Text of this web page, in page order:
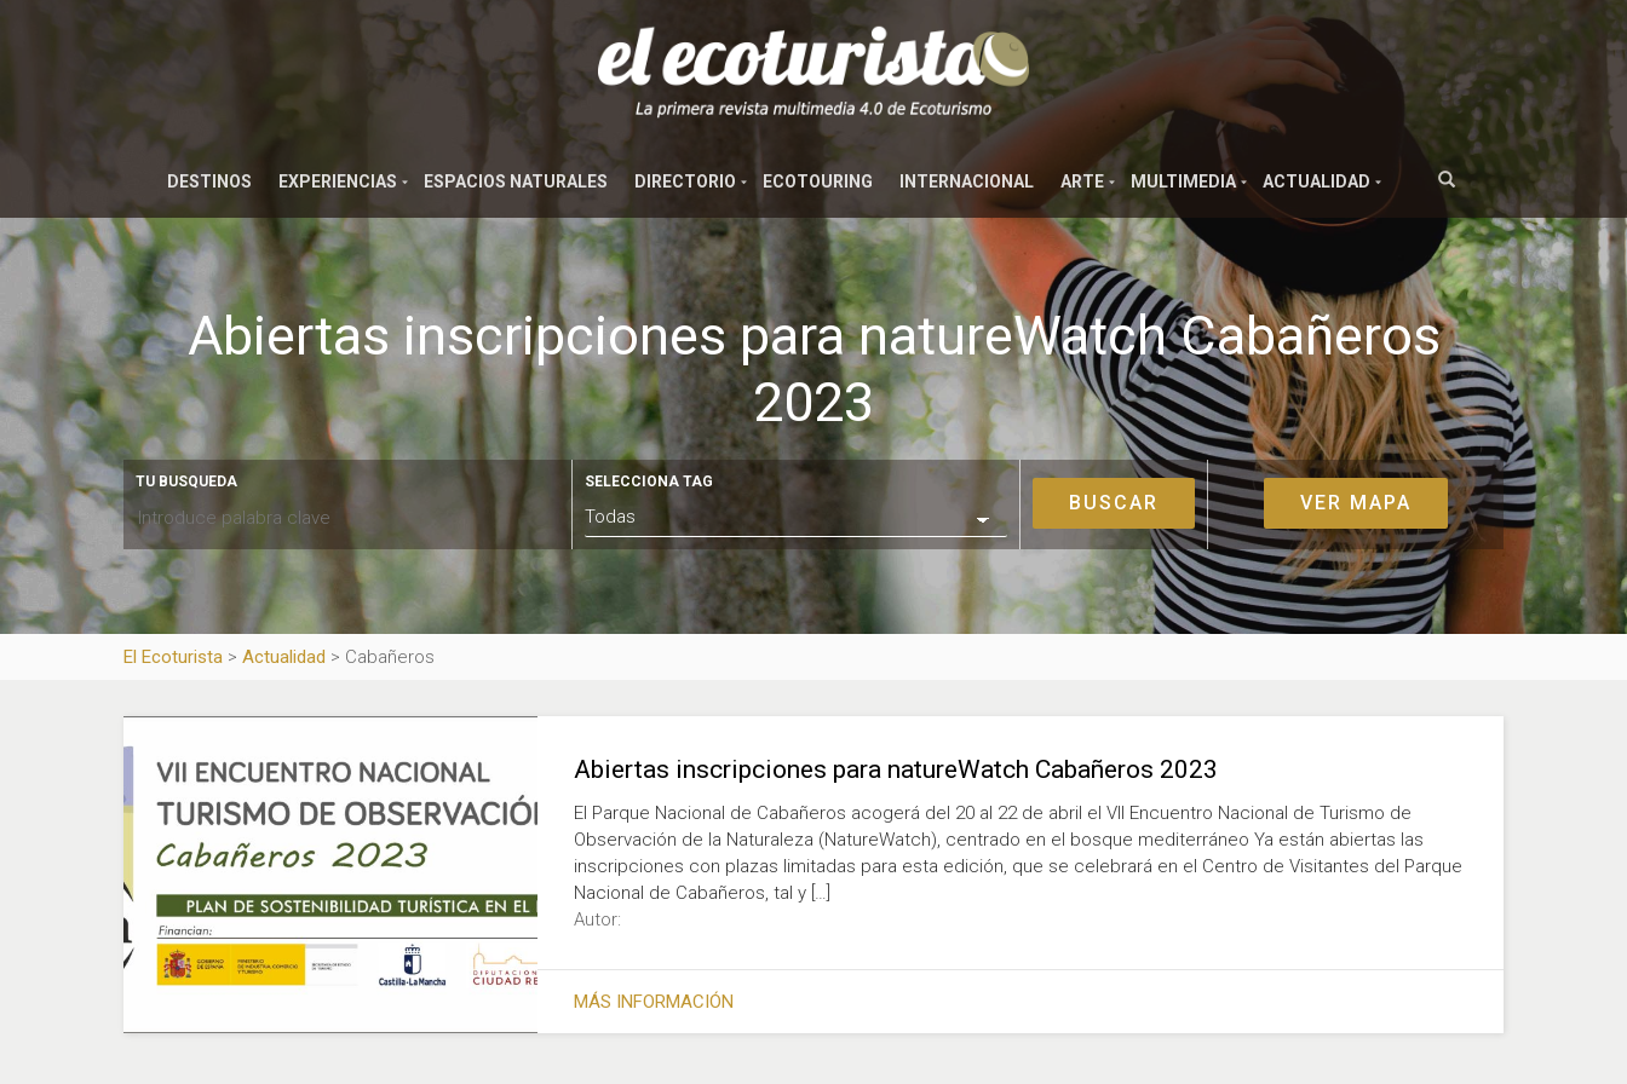
DESTINOS EXPERIENCIAS ESPACIOS NATURALES DIRECTORIO ECOTOURING INTERNACIONAL ARTE MULTIMEDIA ACTUALIDAD
Abiertas inscripciones para natureWatch Cabañeros
2023
TU BUSQUEDA SELECCIONA TAG
VER MAPA
El Ecoturista > Actualidad > Cabañeros
Abiertas inscripciones para natureWatch Cabañeros 2023
El Parque Nacional de Cabañeros acogerá del 20 al 22 de abril el VII Encuentro Nacional de Turismo de
Observación de la Naturaleza (NatureWatch), centrado en el bosque mediterráneo Ya están abiertas las
inscripciones con plazas limitadas para esta edición, que se celebrará en el Centro de Visitantes del Parque
Nacional de Cabañeros, tal y […]
Autor:
MÁS INFORMACIÓN